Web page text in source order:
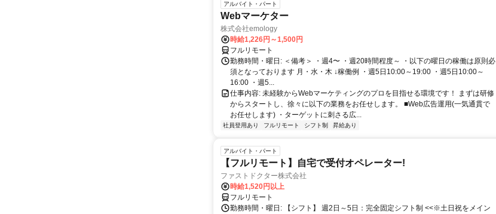
アルバイト・パート
Webマーケター
株式会社emology
時給1,226円～1,500円
フルリモート
勤務時間・曜日: ＜備考＞ ・週4〜 ・週20時間程度～ ・以下の曜日の稼働は原則必
須となっております 月・水・木 ↓稼働例 ・週5日10:00～19:00 ・週5日10:00～
16:00 ・週5...
仕事内容: 未経験からWebマーケティングのプロを目指せる環境です！ まずは研修
からスタートし、徐々に以下の業務をお任せします。 ■Web広告運用(一気通貫で
お任せします) ・ターゲットに刺さる広...
社員登用あり フルリモート シフト制 昇給あり
アルバイト・パート
【フルリモート】自宅で受付オペレーター!
ファストドクター株式会社
時給1,520円以上
フルリモート
勤務時間・曜日: 【シフト】 週2日～5日：完全固定シフト制 <<※土日祝をメイン